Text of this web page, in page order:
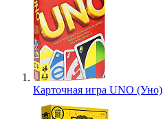
Карточная игра UNO (Уно)